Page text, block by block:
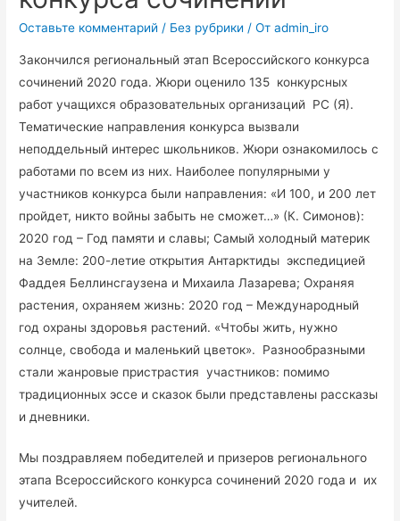
Оставьте комментарий / Без рубрики / От admin_iro
Закончился региональный этап Всероссийского конкурса
сочинений 2020 года. Жюри оценило 135 конкурсных
работ учащихся образовательных организаций РС (Я).
Тематические направления конкурса вызвали
неподдельный интерес школьников. Жюри ознакомилось с
работами по всем из них. Наиболее популярными у
участников конкурса были направления: «И 100, и 200 лет
пройдет, никто войны забыть не сможет…» (К. Симонов):
2020 год – Год памяти и славы; Самый холодный материк
на Земле: 200-летие открытия Антарктиды экспедицией
Фаддея Беллинсгаузена и Михаила Лазарева; Охраняя
растения, охраняем жизнь: 2020 год – Международный
год охраны здоровья растений. «Чтобы жить, нужно
солнце, свобода и маленький цветок». Разнообразными
стали жанровые пристрастия участников: помимо
традиционных эссе и сказок были представлены рассказы
и дневники.
Мы поздравляем победителей и призеров регионального
этапа Всероссийского конкурса сочинений 2020 года и их
учителей.